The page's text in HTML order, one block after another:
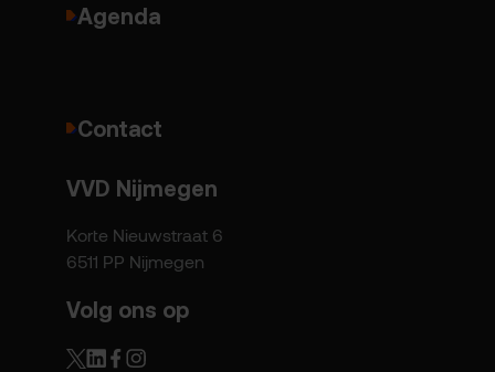
Agenda
Contact
VVD Nijmegen
Korte Nieuwstraat 6
6511 PP Nijmegen
Volg ons op